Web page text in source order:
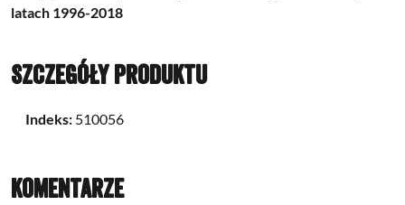
latach 1996-2018
Szczegóły produktu
Indeks: 510056
Komentarze